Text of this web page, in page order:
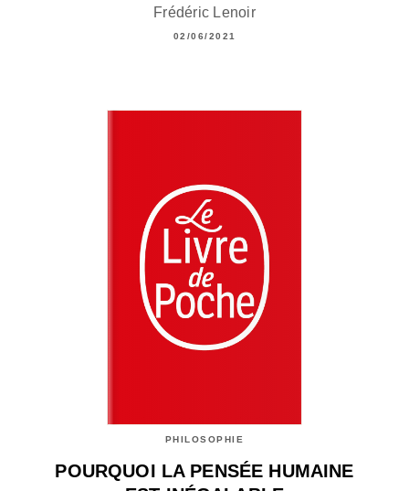
Frédéric Lenoir
02/06/2021
PHILOSOPHIE
POURQUOI LA PENSÉE HUMAINE